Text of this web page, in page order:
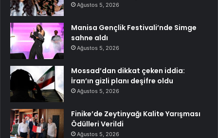
Ağustos 5, 2026
Manisa Gençlik Festivali’nde Simge
sahne aldı
Ağustos 5, 2026
Mossad’dan dikkat çeken iddia:
İran’ın gizli planı deşifre oldu
Ağustos 5, 2026
Finike’de Zeytinyağı Kalite Yarışması
Ödülleri Verildi
Ağustos 5, 2026